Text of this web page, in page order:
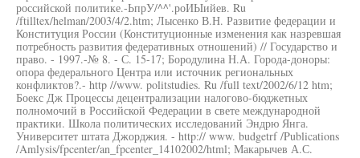
российской политике.-ЬпрУ/^^'.роИЫийев. Ru
/ftilltex/helman/2003/4/2.htm; Лысенко В.Н. Развитие федерации и
Конституция России (Конституционные изменения как назревшая
потребность развития федеративных отношений) // Государство и
право. - 1997.-№ 8. - С. 15-17; Бородулина Н.А. Города-доноры:
опора федерального Центра или источник региональных
конфликтов?.- http //www. politstudies. Ru /full text/2002/6/12 htm;
Боекс Дж Процессы децентрализации налогово-бюджетных
полномочий в Российской Федерации в свете международной
практики. Школа политических исследований Эндрю Янга.
Университет штата Джорджия. - http:// www. budgetrf /Publications
/Amlysis/fpcenter/an_fpcenter_14102002/html; Макарычев А.С.